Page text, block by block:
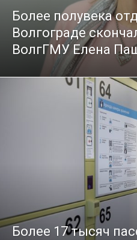
Более полувека
Волгограде
ВолгГМУ Елена
Более 17 тысяч